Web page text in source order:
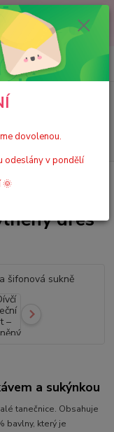
čerpáme dovolenou.
v pondělí 11.08.
🌞
Hledat
0 Kč
taneční set – bavlněný
dres
a sukýnkou
tanečnice. Obsahuje
bavlny, který je
dovolenou.
odeslány v pondělí
🌞